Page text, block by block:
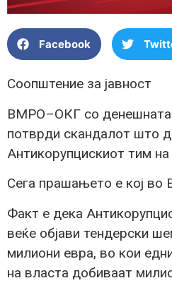
Facebook
Соопштение за јавност
ВМРО–ОКГ со денешната
потврди скандалот што
Антикорупцискиот тим
Сега прашањето е кој во
Факт е дека
веќе објави тендерски
милиони евра, во кои
на власта добиваат